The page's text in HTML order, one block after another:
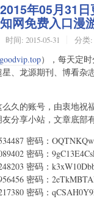
年05月31
网免费入口漫
时间: 2015-05-31 分类:
goodvip.top），每天定
、龙源期刊、博看杂
久的账号，由衷地祝
分享小站，文章底部
密码：
密码：
密码：
密码：
密码：